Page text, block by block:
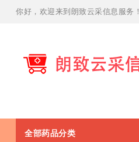
你好，欢迎来到朗致云采信息服务！
全部药品分类